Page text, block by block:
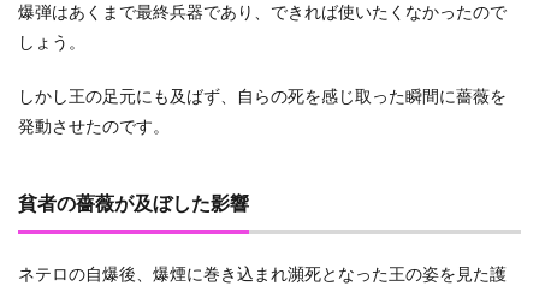
爆弾はあくまで最終兵器であり、できれば使いたくなかったので
しょう。
しかし王の足元にも及ばず、自らの死を感じ取った瞬間に薔薇を
発動させたのです。
貧者の薔薇が及ぼした影響
ネテロの自爆後、爆煙に巻き込まれ瀕死となった王の姿を見た護